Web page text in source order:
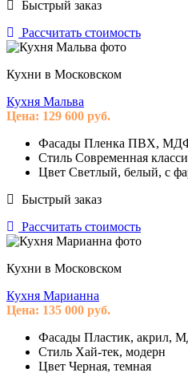
Быстрый заказ
Рассчитать стоимость
Кухни в Московском
Кухня Мальва
Цена: 129 600 руб.
Фасады Пленка ПВХ, МДФ,
Стиль Современная
Цвет Светлый, белый, с
Быстрый заказ
Рассчитать стоимость
Кухни в Московском
Кухня Марианна
Цена: 135 000 руб.
Фасады Пластик, акрил,
Стиль Хай-тек, модерн
Цвет Черная, темная